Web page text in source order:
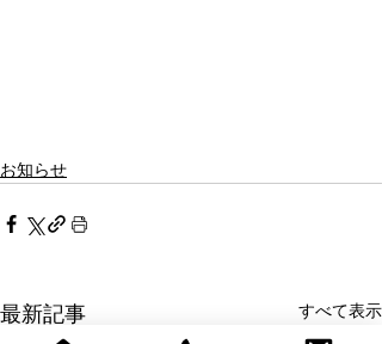
お知らせ
最新記事 すべて表示